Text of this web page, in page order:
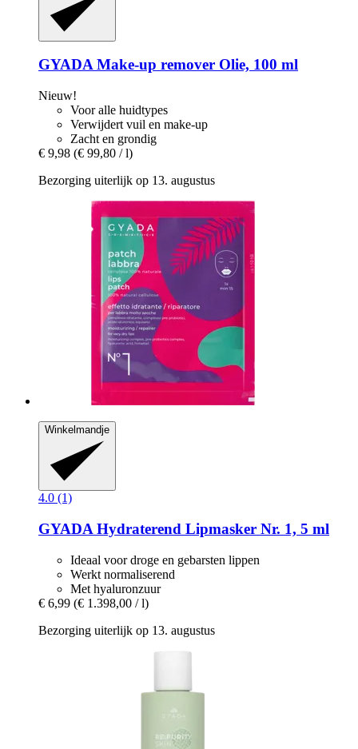
GYADAMake-​up remover Olie, 100 ml
Nieuw!
Voor alle huidtypes
Verwijdert vuil en make-up
Zacht en grondig
€ 9,98 (€ 99,80 / l)
Bezorging uiterlijk op 13. augustus
Winkelmandje
4.0 (1)
GYADA Hydraterend Lipmasker Nr. 1, 5 ml
Ideaal voor droge en gebarsten lippen
Werkt normaliserend
Met hyaluronzuur
€ 6,99 (€ 1.398,00 / l)
Bezorging uiterlijk op 13. augustus